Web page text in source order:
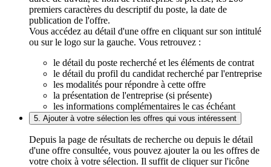
premiers caractères du descriptif du poste, la date de
publication de l'offre.
Vous accédez au détail d'une offre en cliquant sur son intitulé
ou sur le logo sur la gauche. Vous retrouvez :
le détail du poste recherché et les éléments de contrat
le détail du profil du candidat recherché par l'entreprise
les modalités pour répondre à cette offre
la présentation de l'entreprise (si présente)
les informations complémentaires le cas échéant
5. Ajouter à votre sélection les offres qui vous intéressent
Depuis la page de résultats de recherche ou depuis le détail
d'une offre consultée, vous pouvez ajouter la ou les offres de
votre choix à votre sélection. Il suffit de cliquer sur l'icône